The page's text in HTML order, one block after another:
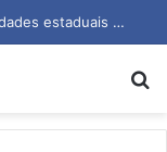
AQUAFEST 2026 transforma Portel em palco do maior festival de esportes aquáticos do Norte